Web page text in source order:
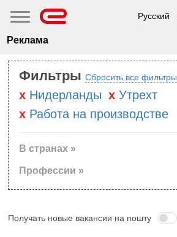
Русский
Реклама
Фильтры Сбросить все фильтры
Нидерланды
Утрехт
Работа на производстве
В странах »
Профессии »
Получать новые вакансии на пошту